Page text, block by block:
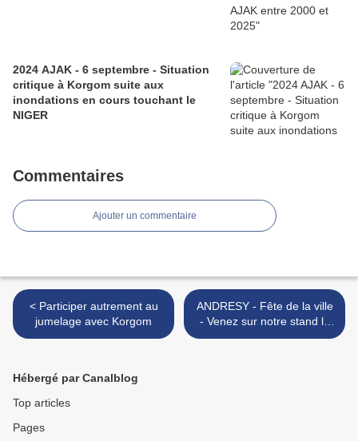
2024 AJAK - 6 septembre - Situation
critique à Korgom suite aux
inondations en cours touchant le
NIGER
Commentaires
Ajouter un commentaire
< Participer autrement au
jumelage avec Korgom
ANDRESY - Fête de la ville
- Venez sur notre stand le
dimanche 3 Juin 2007 >
Hébergé par Canalblog
Top articles
Pages